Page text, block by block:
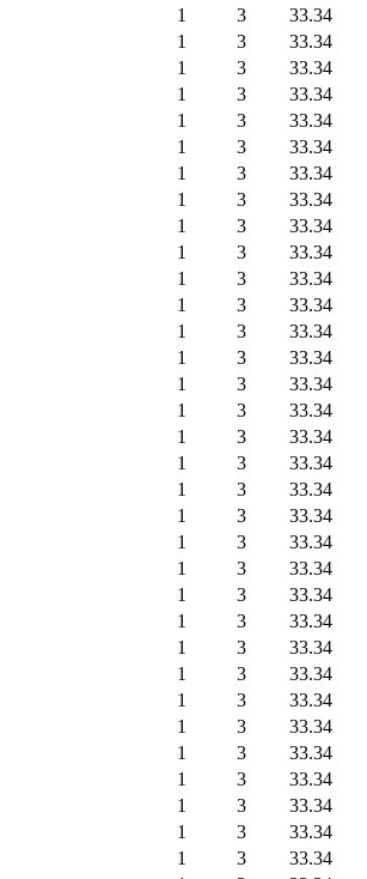
1 3
33.34
1 3
33.34
1 3
33.34
1 3
33.34
1 3
33.34
1 3
33.34
1 3
33.34
1 3
33.34
1 3
33.34
1 3
33.34
1 3
33.34
1 3
33.34
1 3
33.34
1 3
33.34
1 3
33.34
1 3
33.34
1 3
33.34
1 3
33.34
1 3
33.34
1 3
33.34
1 3
33.34
1 3
33.34
1 3
33.34
1 3
33.34
1 3
33.34
1 3
33.34
1 3
33.34
1 3
33.34
1 3
33.34
1 3
33.34
1 3
33.34
1 3
33.34
1 3
33.34